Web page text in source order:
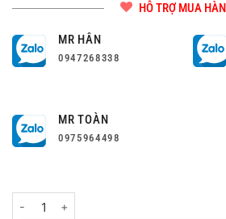
HỖ TRỢ MUA
MR HÂN
0947268338
MR TOÀN
0975964498